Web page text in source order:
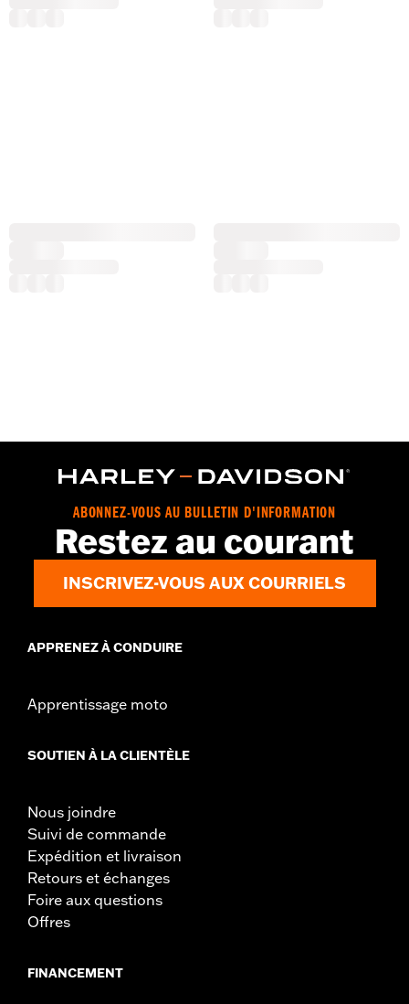
ABONNEZ-VOUS AU BULLETIN D'INFORMATION
Restez au courant
INSCRIVEZ-VOUS AUX COURRIELS
APPRENEZ À CONDUIRE
Apprentissage moto
SOUTIEN À LA CLIENTÈLE
Nous joindre
Suivi de commande
Expédition et livraison
Retours et échanges
Foire aux questions
Offres
FINANCEMENT